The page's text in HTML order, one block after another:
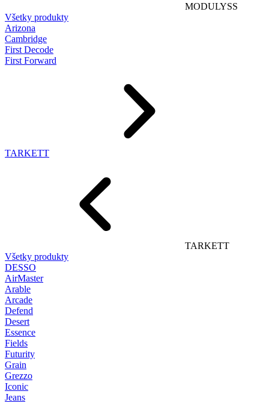
MODULYSS
Všetky produkty
Arizona
Cambridge
First Decode
First Forward
TARKETT
TARKETT
Všetky produkty
DESSO
AirMaster
Arable
Arcade
Defend
Desert
Essence
Fields
Futurity
Grain
Grezzo
Iconic
Jeans